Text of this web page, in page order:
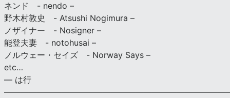
ネンド - nendo –
野木村敦史 - Atsushi Nogimura –
ノザイナー - Nosigner –
能登夫妻 - notohusai –
ノルウェー・セイズ - Norway Says –
etc…
— は行